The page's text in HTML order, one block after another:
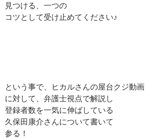
見つける、一つの
コツとして受け止めてください♪
という事で、ヒカルさんの屋台クジ動画
に対して、弁護士視点で解説し
登録者数を一気に伸ばしている
久保田康介さんについて書いて
参る！